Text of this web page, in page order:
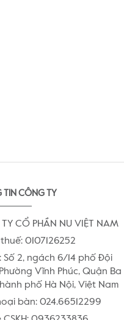
TIN CÔNG TY
CỔ PHẦN NU VIỆT NAM
0107126252
Số 2, ngách 6/14 phố Đội
Vĩnh Phúc, Quận Ba
phố Hà Nội, Việt Nam
bàn: 024.66512299